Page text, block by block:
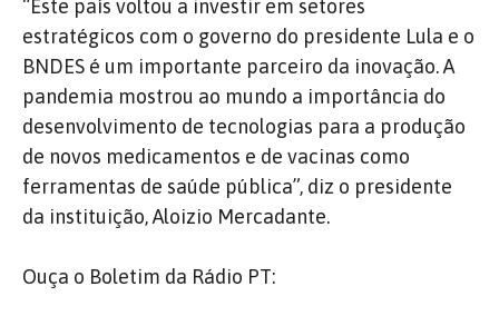
“Este país voltou a investir em setores
estratégicos com o governo do presidente Lula e o
BNDES é um importante parceiro da inovação. A
pandemia mostrou ao mundo a importância do
desenvolvimento de tecnologias para a produção
de novos medicamentos e de vacinas como
ferramentas de saúde pública”, diz o presidente
da instituição, Aloizio Mercadante.
Ouça o Boletim da Rádio PT: